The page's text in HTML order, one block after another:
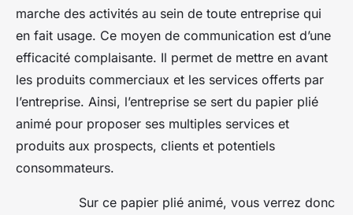
marche des activités au sein de toute entreprise qui
en fait usage. Ce moyen de communication est d’une
efficacité complaisante. Il permet de mettre en avant
les produits commerciaux et les services offerts par
l’entreprise. Ainsi, l’entreprise se sert du papier plié
animé pour proposer ses multiples services et
produits aux prospects, clients et potentiels
consommateurs.
Sur ce papier plié animé, vous verrez donc